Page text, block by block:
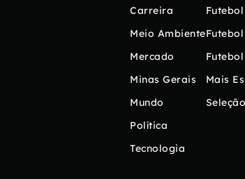
Carreira
Meio Ambiente
Mercado
Minas Gerais
Mundo
Política
Tecnologia
Mais